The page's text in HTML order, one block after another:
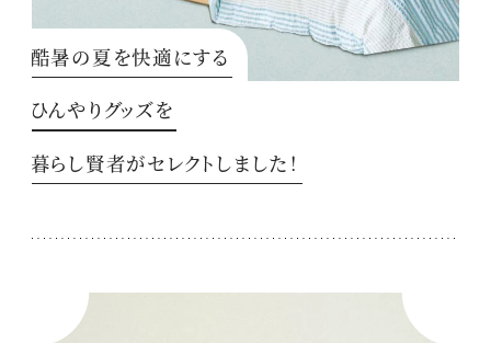
酷暑の夏を快適にする
ひんやりグッズを
暮らし賢者がセレクトしました！